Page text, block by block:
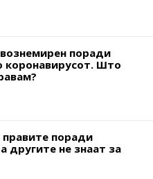
поради
коронавирусот. Што
поради
другите не знаат за